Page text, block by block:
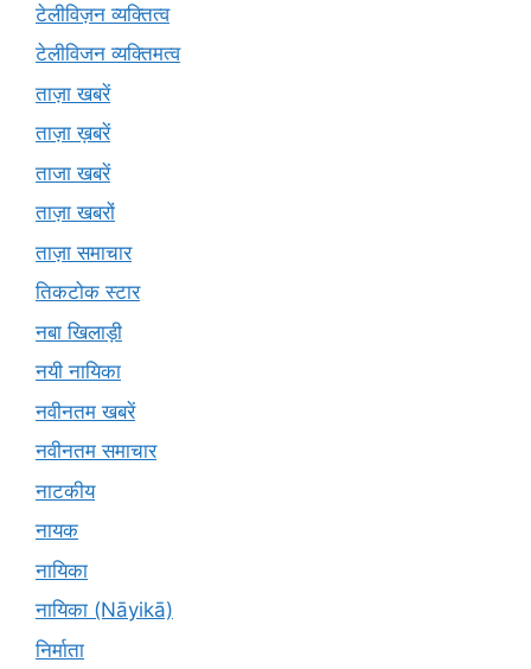
टेलीविज़न व्यक्तित्व
टेलीविजन व्यक्तिमत्व
ताज़ा खबरें
ताज़ा ख़बरें
ताजा खबरें
ताज़ा खबरों
ताज़ा समाचार
तिकटोक स्टार
नबा खिलाड़ी
नयी नायिका
नवीनतम खबरें
नवीनतम समाचार
नाटकीय
नायक
नायिका
नायिका (Nāyikā)
निर्माता